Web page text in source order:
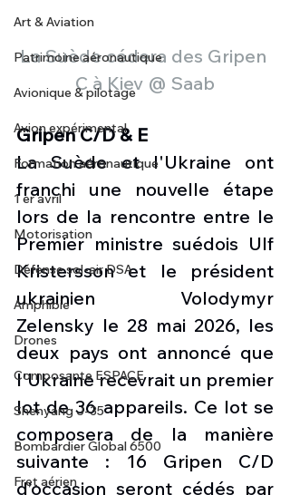
Art & Aviation
Patrimoine aéronautique
Avionique & pilotage
Avion expérimental
Formation aéronautique
1 er avril
Motorisation
Défense sol-air DSA
Amphibie
Drones
Composante ESPACE
Shenyang J-35
Bombardier Global 6500
Fret aérien
La Suède cédera des Gripen
C à Kiev @ Saab
Gripen C/D & E
La Suède et l'Ukraine ont
franchi une nouvelle étape
lors de la rencontre entre le
Premier ministre suédois Ulf
Kristersson et le président
ukrainien Volodymyr
Zelensky le 28 mai 2026, les
deux pays ont annoncé que
l'Ukraine recevrait un premier
lot de 36 appareils. Ce lot se
composera de la manière
suivante : 16 Gripen C/D
d’occasion seront cédés par